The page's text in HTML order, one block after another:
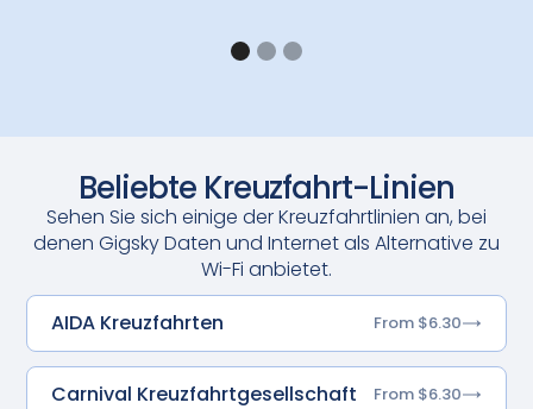
Beliebte Kreuzfahrt-Linien
Sehen Sie sich einige der Kreuzfahrtlinien an, bei
denen Gigsky Daten und Internet als Alternative zu
Wi-Fi anbietet.
AIDA Kreuzfahrten
From $6.30
Carnival Kreuzfahrtgesellschaft From $6.30